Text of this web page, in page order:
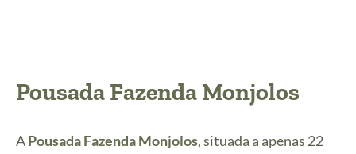
Pousada Fazenda Monjolos
APousada Fazenda Monjolos, situada a apenas 22